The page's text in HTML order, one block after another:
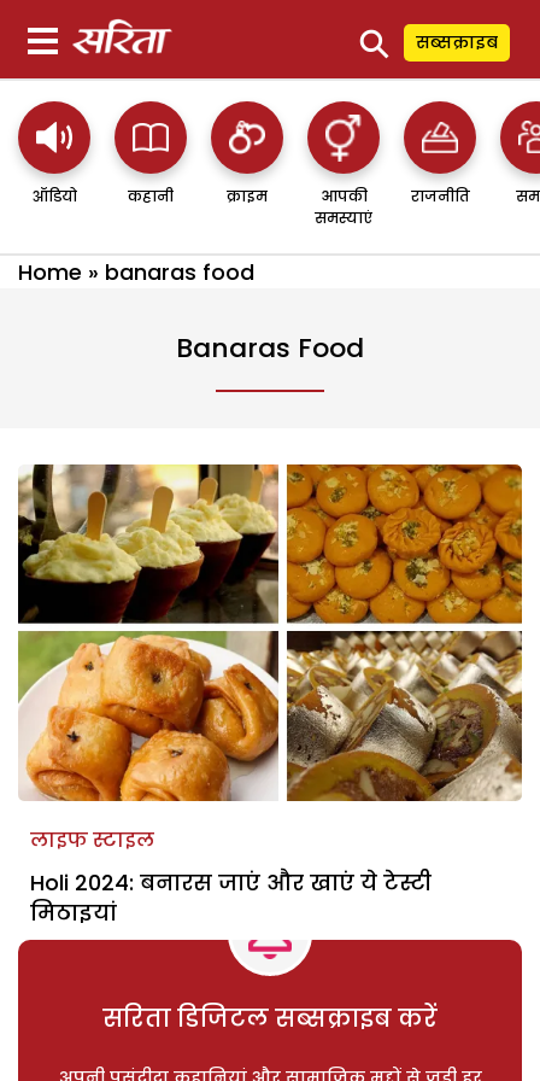
⚲ सब्सक्राइब
ऑडियो कहानी क्राइम
आपकी
समस्याएं
राजनीति
Home » banaras food
Banaras Food
लाइफ स्टाइल
Holi 2024: बनारस जाएं और खाएं ये टेस्टी
मिठाइयां
सरिता डिजिटल सब्सक्राइब करें